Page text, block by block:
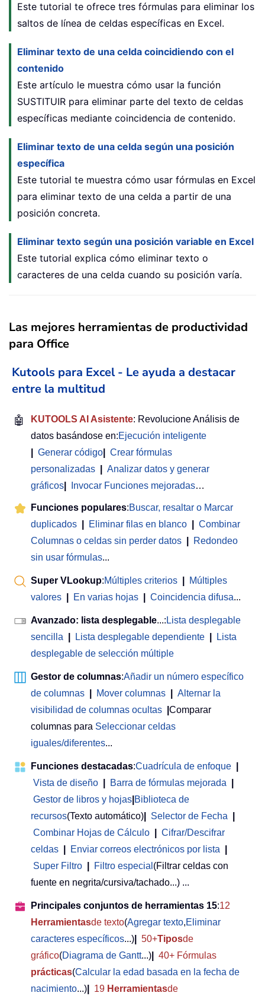
Este tutorial te ofrece tres fórmulas para eliminar los
saltos de línea de celdas específicas en Excel.
Eliminar texto de una celda coincidiendo con el
contenido
Este artículo le muestra cómo usar la función
SUSTITUIR para eliminar parte del texto de celdas
específicas mediante coincidencia de contenido.
Eliminar texto de una celda según una posición
específica
Este tutorial te muestra cómo usar fórmulas en Excel
para eliminar texto de una celda a partir de una
posición concreta.
Eliminar texto según una posición variable en Excel
Este tutorial explica cómo eliminar texto o
caracteres de una celda cuando su posición varía.
Las mejores herramientas de productividad
para Office
Kutools para Excel - Le ayuda a destacar
entre la multitud
🤖 KUTOOLS AI Asistente: Revolucione Análisis de
datos basándose en:Ejecución inteligente
Generar código
Crear fórmulas
personalizadas
Analizar datos y generar
gráficos
Invocar Funciones mejoradas…
Funciones populares:Buscar, resaltar o Marcar
duplicados
Eliminar filas en blanco
Combinar
Columnas o celdas sin perder datos
Redondeo
sin usar fórmulas...
Super VLookup:Múltiples criterios
Múltiples
valores
En varias hojas Coincidencia difusa...
Avanzado: lista desplegable...: Lista desplegable
sencilla
Lista desplegable dependiente
Lista
desplegable de selección múltiple
Gestor de columnas:Añadir un número específico
de columnas
Mover columnas
Alternar la
visibilidad de columnas ocultas
Comparar
columnas para Seleccionar celdas
iguales/diferentes...
Funciones destacadas:Cuadrícula de enfoque
Vista de diseño
Barra de fórmulas mejorada
Gestor de libros y hojas Biblioteca de
recursos(Texto automático) Selector de Fecha
Combinar Hojas de Cálculo
Cifrar/Descifrar
celdas
Enviar correos electrónicos por lista
Super Filtro
Filtro especial (Filtrar celdas con
fuente en negrita/cursiva/tachado...) ...
Principales conjuntos de herramientas 15:12
Herramientasde texto(Agregar texto,Eliminar
caracteres específicos...) 50+Tiposde
gráfico(Diagrama de Gantt...)
40+ Fórmulas
prácticas(Calcular la edad basada en la fecha de
nacimiento...) 19 Herramientasde